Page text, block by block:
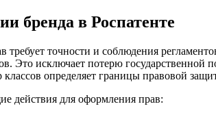
бренда в Роспатенте
требует точности и соблюдения
Это исключает потерю
определяет границы правовой
действия для оформления прав: